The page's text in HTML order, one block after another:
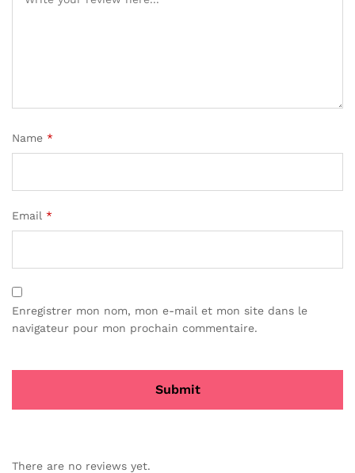
Name *
Email *
Enregistrer mon nom, mon e-mail et mon site dans le
navigateur pour mon prochain commentaire.
There are no reviews yet.